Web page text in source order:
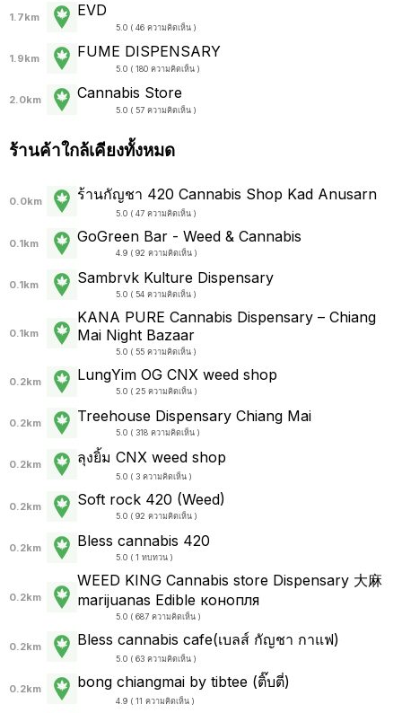
1.7km EVD
5.0 ( 46 ความคิดเห็น )
1.9km FUME DISPENSARY
5.0 ( 180 ความคิดเห็น )
2.0km Cannabis Store
5.0 ( 57 ความคิดเห็น )
ร้านค้าใกล้เคียงทั้งหมด
0.0km ร้านกัญชา 420 Cannabis Shop Kad Anusarn
5.0 ( 47 ความคิดเห็น )
0.1km GoGreen Bar - Weed & Cannabis
4.9 ( 92 ความคิดเห็น )
0.1km Sambrvk Kulture Dispensary
5.0 ( 54 ความคิดเห็น )
0.1km
KANA PURE Cannabis Dispensary – Chiang
Mai Night Bazaar
5.0 ( 55 ความคิดเห็น )
0.2km LungYim OG CNX weed shop
5.0 ( 25 ความคิดเห็น )
0.2km Treehouse Dispensary Chiang Mai
5.0 ( 318 ความคิดเห็น )
0.2km ลุงยิ้ม CNX weed shop
5.0 ( 3 ความคิดเห็น )
0.2km Soft rock 420 (Weed)
5.0 ( 92 ความคิดเห็น )
0.2km Bless cannabis 420
5.0 ( 1 ทบทวน )
0.2km
WEED KING Cannabis store Dispensary 大麻
marijuanas Edible конопля
5.0 ( 687 ความคิดเห็น )
0.2km Bless cannabis cafe(เบลส์ กัญชา กาแฟ)
5.0 ( 63 ความคิดเห็น )
0.2km bong chiangmai by tibtee (ติ๊บตี่)
4.9 ( 11 ความคิดเห็น )